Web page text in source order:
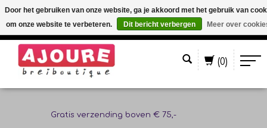
(0)
Gratis verzending boven € 75,-
Door het gebruiken van onze website, ga je akkoord met het gebruik van
om onze website te verbeteren.
Dit bericht verbergen Meer over